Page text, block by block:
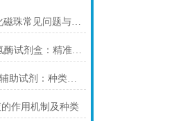
His-Tag蛋白纯化磁珠常见问题与解决方案
BE6018甲醛脱氢酶试剂盒：精准检测赋能多领域，标准化流程破解行业痛点
深度解析pH 7.4辅助试剂：种类、选择
作用机制及种类